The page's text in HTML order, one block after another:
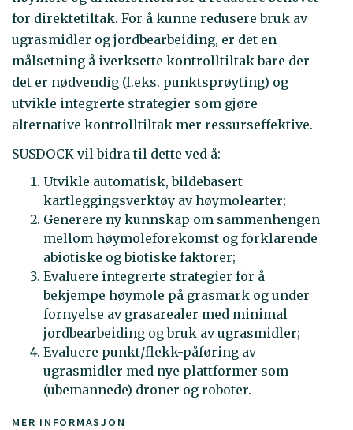
MER INFORMASJON
for direktetiltak. For å kunne redusere bruk av
ugrasmidler og jordbearbeiding, er det en
målsetning å iverksette kontrolltiltak bare der
det er nødvendig (f.eks. punktsprøyting) og
utvikle integrerte strategier som gjøre
alternative kontrolltiltak mer ressurseffektive.
SUSDOCK vil bidra til dette ved å:
Utvikle automatisk, bildebasert
kartleggingsverktøy av høymolearter;
Generere ny kunnskap om sammenhengen
mellom høymoleforekomst og forklarende
abiotiske og biotiske faktorer;
Evaluere integrerte strategier for å
bekjempe høymole på grasmark og under
fornyelse av grasarealer med minimal
jordbearbeiding og bruk av ugrasmidler;
Evaluere punkt/flekk-påføring av
ugrasmidler med nye plattformer som
(ubemannede) droner og roboter.